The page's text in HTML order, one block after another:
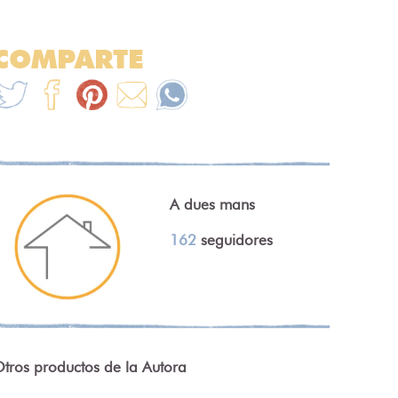
A dues mans
162 seguidores
productos de la Autora